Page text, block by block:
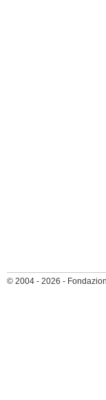
© 2004 - 2026 -